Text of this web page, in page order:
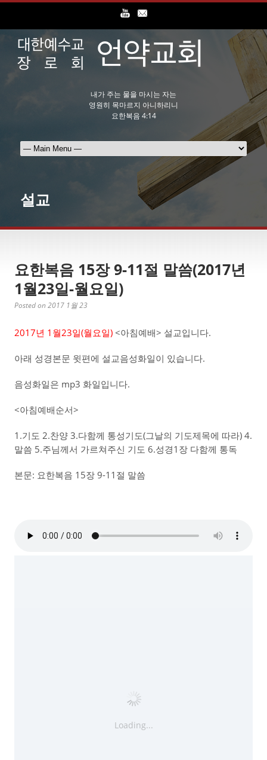
내가 주는 물을 마시는 자는
영원히 목마르지 아니하리니
요한복음 4:14
설교
요한복음 15장 9-11절 말씀(2017년
1월23일-월요일)
Posted on 2017 1월 23
2017년 1월23일(월요일) <아침예배> 설교입니다.
아래 성경본문 윗편에 설교음성화일이 있습니다.
음성화일은 mp3 화일입니다.
<아침예배순서>
1.기도 2.찬양 3.다함께 통성기도(그날의 기도제목에 따라) 4.
말씀 5.주님께서 가르쳐주신 기도 6.성경1장 다함께 통독
본문: 요한복음 15장 9-11절 말씀
Loading...